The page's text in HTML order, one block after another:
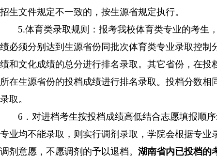
招生文件规定不一致的，按生源省规定执行。
5.体育类录取规则：报考我校体育类专业的考生
绩必须分别达到生源省份同批次体育类专业录取控制
绩和文化成绩的总分进行排名录取。其它省份，在投
所在生源省份的投档成绩进行排名录取。投档分数相
录取。
6．对进档考生按投档成绩高低结合志愿填报顺
专业均不能录取，则实行调剂录取，学院会根据专业
调剂意愿，不愿调剂的予以退档。 湖南省内已投档的